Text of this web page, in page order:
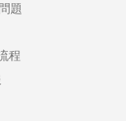
題
程